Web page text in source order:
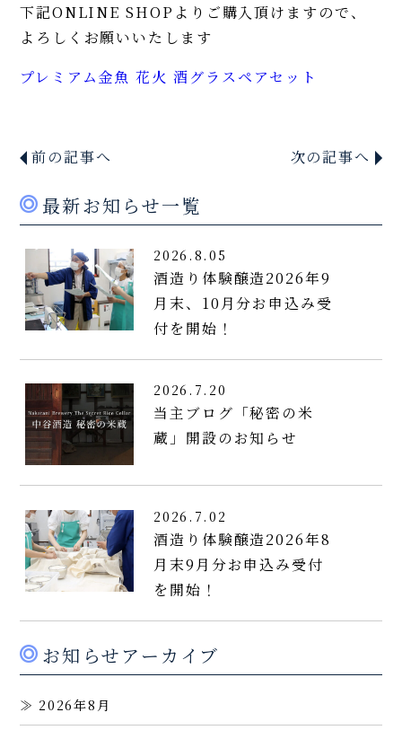
下記ONLINE SHOPよりご購入頂けますので、
よろしくお願いいたします
プレミアム金魚 花火 酒グラスペアセット
前の記事へ 次の記事へ
最新お知らせ一覧
2026.8.05
酒造り体験醸造2026年9
月末、10月分お申込み受
付を開始！
2026.7.20
当主ブログ「秘密の米
蔵」開設のお知らせ
2026.7.02
酒造り体験醸造2026年8
月末9月分お申込み受付
を開始！
お知らせアーカイブ
2026年8月